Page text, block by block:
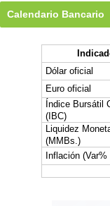
Calendario Bancario
Dólar oficial
Euro oficial
Índice Bursátil
(IBC)
Liquidez
(MMBs.)
Inflación